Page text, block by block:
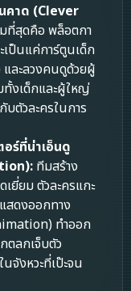
คาด (Clever
ที่สุดคือ พล็อตกา
เป็นแค่การ์ตูนเด็ก
และลวงคนดูด้วยผู้
ทั้งเด็กและผู้ใหญ่
ตัวละครในการ
อร์ที่น่าเอ็นดู
ทีมสร้าง
ยี่ยม ตัวละครแกะ
สดงออกทาง
ทำออก
ตลกเจ็บตัว
จังหวะที่เป๊ะจน